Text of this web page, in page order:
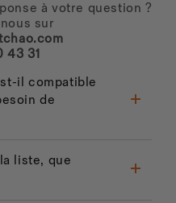
à votre question ?
sur
43 31
il compatible
de
liste, que